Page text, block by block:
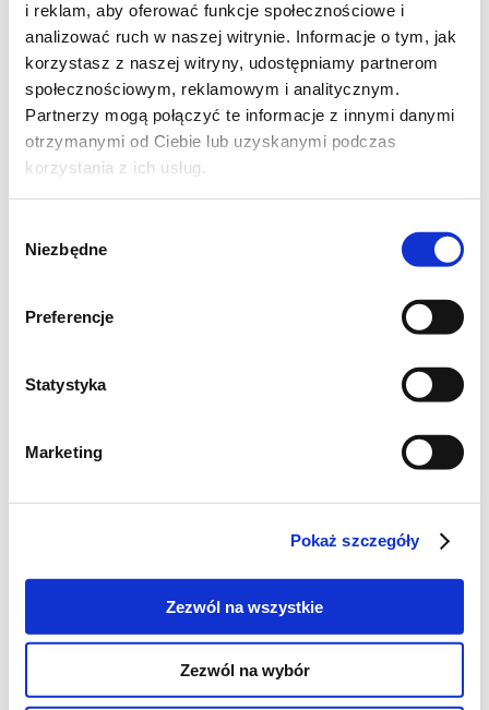
i reklam, aby oferować funkcje społecznościowe i
analizować ruch w naszej witrynie. Informacje o tym, jak
korzystasz z naszej witryny, udostępniamy partnerom
społecznościowym, reklamowym i analitycznym.
Partnerzy mogą połączyć te informacje z innymi danymi
otrzymanymi od Ciebie lub uzyskanymi podczas
korzystania z ich usług.
zgody
Niezbędne
Preferencje
Statystyka
Marketing
Pokaż szczegóły
Zezwól na wszystkie
Zezwól na wybór